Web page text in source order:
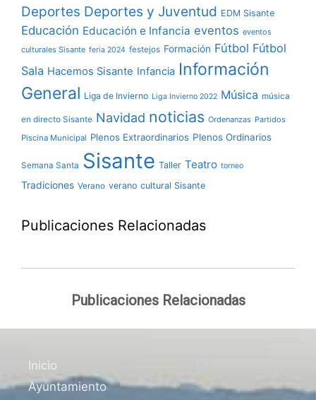
Deportes Deportes y Juventud EDM Sisante
Educación Educación e Infancia eventos eventos
culturales Sisante feria 2024 festejos Formación Fútbol Fútbol
Sala Hacemos Sisante Infancia Información
General Liga de Invierno Liga Invierno 2022 Música música
en directo Sisante Navidad noticias Ordenanzas Partidos
Piscina Municipal Plenos Extraordinarios Plenos Ordinarios
Semana Santa Sisante Taller Teatro torneo
Tradiciones Verano verano cultural Sisante
Publicaciones Relacionadas
Publicaciones Relacionadas
Inicio
Ayuntamiento